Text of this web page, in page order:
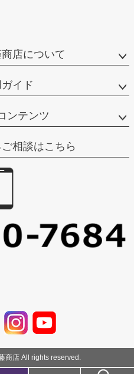
店について
イド
ンテンツ
相談はこちら
商店 All rights reserved.